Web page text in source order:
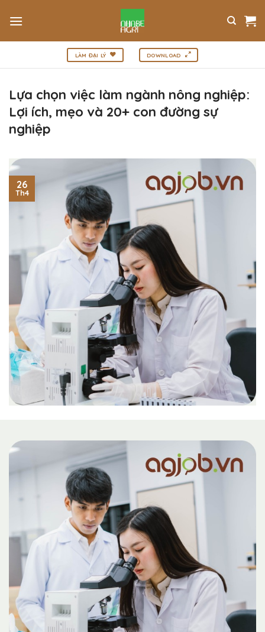
qua
nội
dung
LÀM ĐẠI LÝ DOWNLOAD
Lựa chọn việc làm ngành nông nghiệp:
Lợi ích, mẹo và 20+ con đường sự
nghiệp
26
Th4